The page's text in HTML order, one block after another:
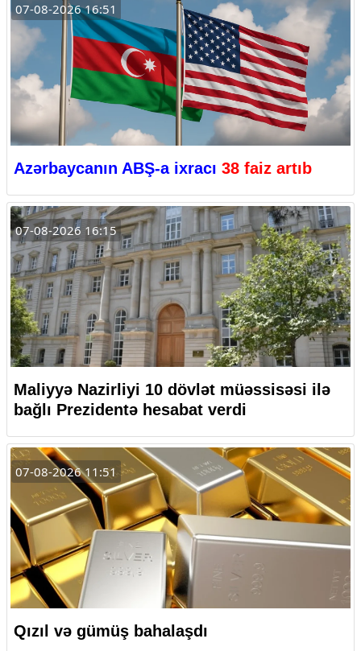
07-08-2026 16:51
Azərbaycanın ABŞ-a ixracı 38 faiz artıb
07-08-2026 16:15
Maliyyə Nazirliyi 10 dövlət müəssisəsi ilə
bağlı Prezidentə hesabat verdi
07-08-2026 11:51
Qızıl və gümüş bahalaşdı